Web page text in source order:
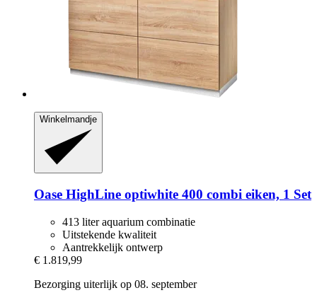
Winkelmandje
Oase HighLine optiwhite 400 combi eiken, 1 Set
413 liter aquarium combinatie
Uitstekende kwaliteit
Aantrekkelijk ontwerp
€ 1.819,99
Bezorging uiterlijk op 08. september